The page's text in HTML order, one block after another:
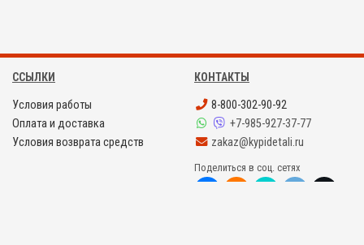
ССЫЛКИ
Условия работы
Оплата и доставка
Условия возврата средств
КОНТАКТЫ
8-800-302-90-92
+7-985-927-37-77
zakaz@kypidetali.ru
Поделиться в соц. сетях